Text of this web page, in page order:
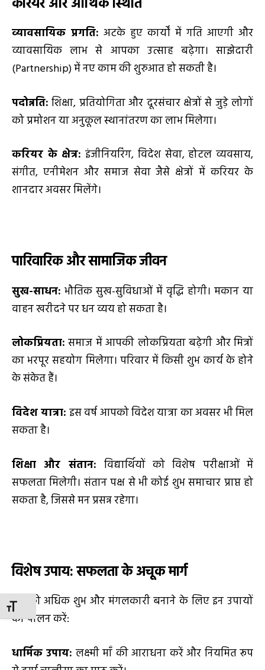
TOGGLE FONT SIZE
व्यावसायिक प्रगति: अटके हुए कार्यों में गति आएगी और
व्यावसायिक लाभ से आपका उत्साह बढ़ेगा। साझेदारी
(Partnership) में नए काम की शुरुआत हो सकती है।
पदोन्नति: शिक्षा, प्रतियोगिता और दूरसंचार क्षेत्रों से जुड़े लोगों
को प्रमोशन या अनुकूल स्थानांतरण का लाभ मिलेगा।
करियर के क्षेत्र: इंजीनियरिंग, विदेश सेवा, होटल व्यवसाय,
संगीत, एनीमेशन और समाज सेवा जैसे क्षेत्रों में करियर के
शानदार अवसर मिलेंगे।
पारिवारिक और सामाजिक जीवन
सुख-साधन: भौतिक सुख-सुविधाओं में वृद्धि होगी। मकान या
वाहन खरीदने पर धन व्यय हो सकता है।
लोकप्रियता: समाज में आपकी लोकप्रियता बढ़ेगी और मित्रों
का भरपूर सहयोग मिलेगा। परिवार में किसी शुभ कार्य के होने
के संकेत हैं।
विदेश यात्रा: इस वर्ष आपको विदेश यात्रा का अवसर भी मिल
सकता है।
शिक्षा और संतान: विद्यार्थियों को विशेष परीक्षाओं में
सफलता मिलेगी। संतान पक्ष से भी कोई शुभ समाचार प्राप्त हो
सकता है, जिससे मन प्रसन्न रहेगा।
विशेष उपाय: सफलता के अचूक मार्ग
वर्ष को अधिक शुभ और मंगलकारी बनाने के लिए इन उपायों
का पालन करें:
धार्मिक उपाय: लक्ष्मी माँ की आराधना करें और नियमित रूप